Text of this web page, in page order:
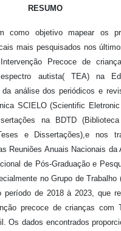
RESUMO
como objetivo mapear os
mais pesquisados nos
Precoce de
autista( TEA) na
análise dos periódicos e
SCIELO (Scientific
na BDTD
e Dissertações),e nos
Reuniões Anuais Nacionais da
de Pós-Graduação e
no Grupo de Trabalho
período de 2018 à 2023, que
precoce de crianças com
Os dados encontrados